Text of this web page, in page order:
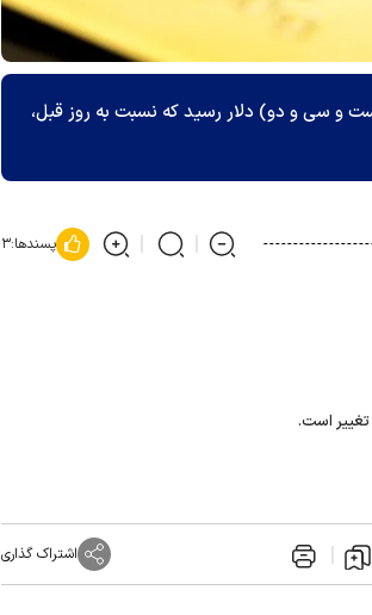
گرفت و ارزش هر اونس به ۲،۲۳۲ (دو هزار و دویست و سی و دو) دلار رسید که نسبت به روز قبل،
پسندها:۳
اشتراک گذاری